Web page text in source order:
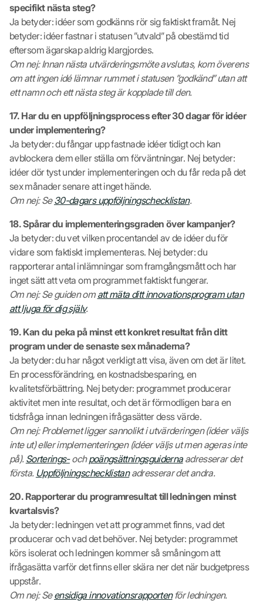
specifikt nästa steg?
Ja betyder: idéer som godkänns rör sig faktiskt framåt. Nej
betyder: idéer fastnar i statusen ”utvald” på obestämd tid
eftersom ägarskap aldrig klargjordes.
Om nej: Innan nästa utvärderingsmöte avslutas, kom överens
om att ingen idé lämnar rummet i statusen ”godkänd” utan att
ett namn och ett nästa steg är kopplade till den.
17. Har du en uppföljningsprocess efter 30 dagar för idéer
under implementering?
Ja betyder: du fångar upp fastnade idéer tidigt och kan
avblockera dem eller ställa om förväntningar. Nej betyder:
idéer dör tyst under implementeringen och du får reda på det
sex månader senare att inget hände.
Om nej: Se30-dagars uppföljningschecklistan.
18. Spårar du implementeringsgraden över kampanjer?
Ja betyder: du vet vilken procentandel av de idéer du för
vidare som faktiskt implementeras. Nej betyder: du
rapporterar antal inlämningar som framgångsmått och har
inget sätt att veta om programmet faktiskt fungerar.
Om nej: Se guiden om att mäta ditt innovationsprogram utan
att ljuga för dig själv.
19. Kan du peka på minst ett konkret resultat från ditt
program under de senaste sex månaderna?
Ja betyder: du har något verkligt att visa, även om det är litet.
En processförändring, en kostnadsbesparing, en
kvalitetsförbättring. Nej betyder: programmet producerar
aktivitet men inte resultat, och det är förmodligen bara en
tidsfråga innan ledningen ifrågasätter dess värde.
Om nej: Problemet ligger sannolikt i utvärderingen (idéer väljs
inte ut) eller implementeringen (idéer väljs ut men ageras inte
på). Sorterings-ochpoängsättningsguidernaadresserar det
första. Uppföljningschecklistanadresserar det andra.
20. Rapporterar du programresultat till ledningen minst
kvartalsvis?
Ja betyder: ledningen vet att programmet finns, vad det
producerar och vad det behöver. Nej betyder: programmet
körs isolerat och ledningen kommer så småningom att
ifrågasätta varför det finns eller skära ner det när budgetpress
uppstår.
Om nej: Seensidiga innovationsrapportenför ledningen.